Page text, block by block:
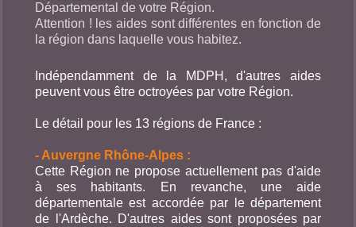
Départemental de votre Région.
Attention ! les aides sont différentes en fonction de
la région dans laquelle vous habitez.
Indépendamment de la MDPH, d'autres aides
peuvent vous être octroyées par votre Région.
Le détail pour les 13 régions de France :
- Auvergne Rhône-Alpes :
Cette Région ne propose actuellement pas d'aide
à ses habitants. En revanche, une aide
départementale est accordée par le département
de l'Ardèche. D'autres aides sont proposées par